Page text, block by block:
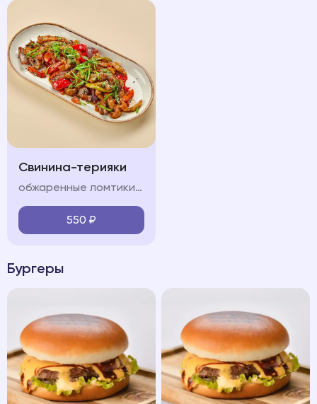
Свинина-терияки
обжаренные ломтики свинины, красный лук, болгарский перец, шампиньон, морковь, кабачок, соус терияки, лук перо, кинза
550 ₽
Бургеры